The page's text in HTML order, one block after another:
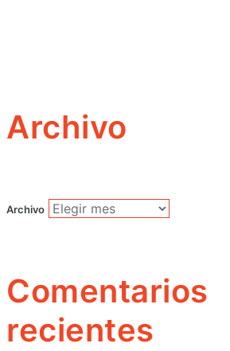
Archivo
Archivo
Comentarios
recientes